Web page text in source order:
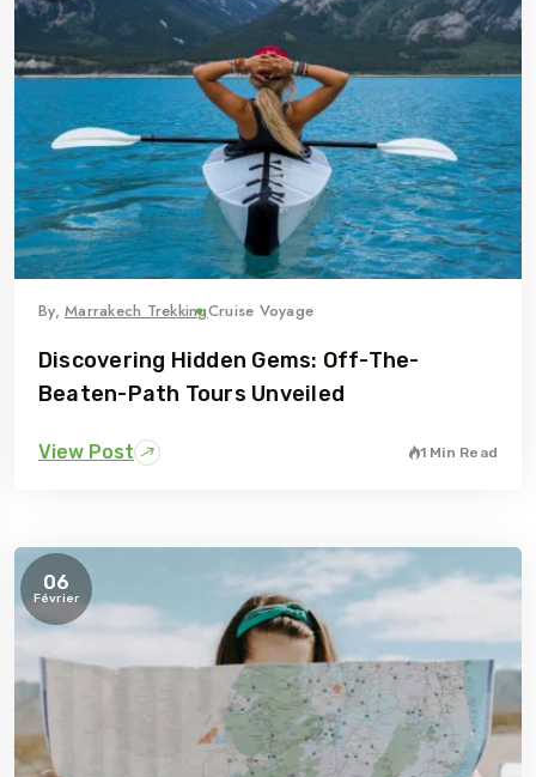
By,Marrakech TrekkingCruise Voyage
Discovering Hidden Gems: Off-The-
Beaten-Path Tours Unveiled
View Post 1 Min Read
06
Février